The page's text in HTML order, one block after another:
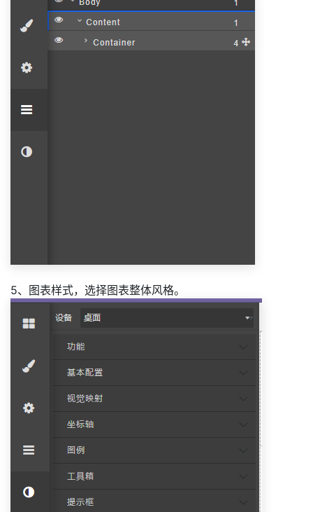
5、图表样式，选择图表整体风格。